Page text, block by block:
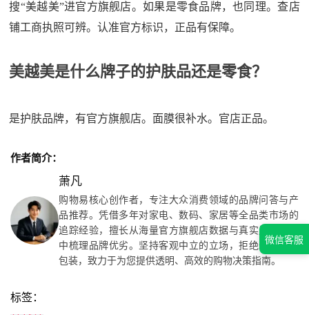
搜“美越美”进官方旗舰店。如果是零食品牌，也同理。查店
铺工商执照可辨。认准官方标识，正品有保障。
美越美是什么牌子的护肤品还是零食？
是护肤品牌，有官方旗舰店。面膜很补水。官店正品。
作者简介：
萧凡
购物易核心创作者，专注大众消费领域的品牌问答与产
品推荐。凭借多年对家电、数码、家居等全品类市场的
追踪经验，擅长从海量官方旗舰店数据与真实用户反馈
中梳理品牌优劣。坚持客观中立的立场，拒绝过度营销
包装，致力于为您提供透明、高效的购物决策指南。
标签：
微信客服